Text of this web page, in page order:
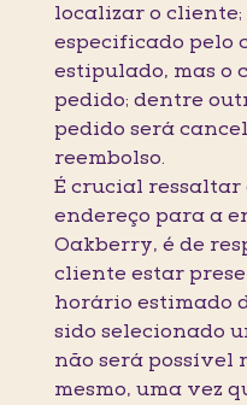
localizar o
especificado pelo
estipulado, mas o
pedido; dentre
pedido será
reembolso.
É crucial ressaltar
endereço para a
Oakberry, é de
cliente estar
horário estimado
sido selecionado
não será possível
mesmo, uma vez